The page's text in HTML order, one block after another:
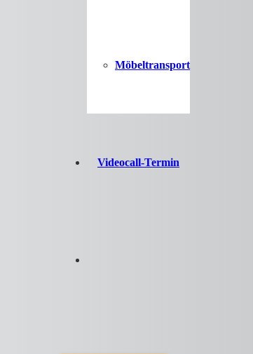
Möbeltransport
Videocall-Termin